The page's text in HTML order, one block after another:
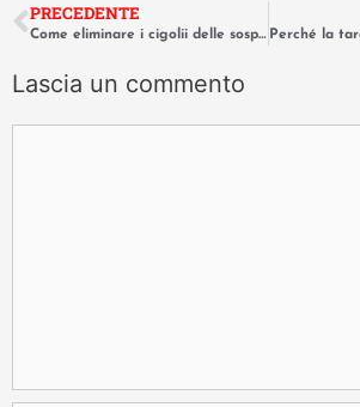
PRECEDENTE
Come eliminare i cigolii delle sospensioni poliuretaniche aftermarket
Lascia un commento